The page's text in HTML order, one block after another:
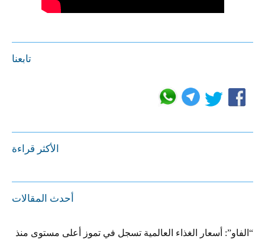
تابعنا
الأكثر قراءة
أحدث المقالات
“الفاو”: أسعار الغذاء العالمية تسجل في تموز أعلى مستوى منذ